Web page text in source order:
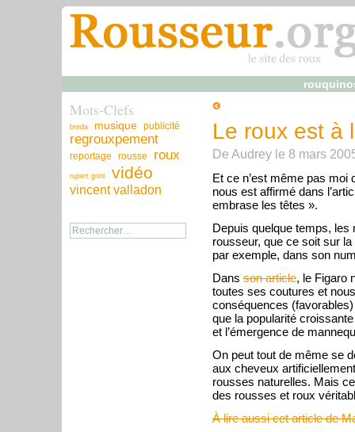
Mots-Clefs
breda musique publicité
regrouxpement
reportage rousse roux
rupert grint vidéo
vincent valladon
Le roux est à
De Audreyle 8 mars
Et ce n’est même pas moi
nous est affirmé dans
embrase les têtes ».
Depuis quelque temps,
rousseur, que ce soit sur
par exemple, dans son
Dansson article, le Figaro
toutes ses coutures et
conséquences
que la popularité
et l’émergence de
On peut tout de même se
aux cheveux
rousses naturelles. Mais
des rousses et roux
À lire aussi cet article de